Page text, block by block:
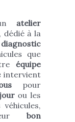
atelier
dédié à la
diagnostic
que
équipe
intervient
pour
ou les
bon